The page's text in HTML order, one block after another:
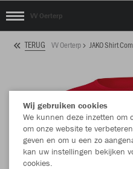
VV Oerterp
TERUG VV Oerterp JAKO Shirt
Wij gebruiken cookies
We kunnen deze inzetten om
om onze website te
geven en om u een zo
kan uw instellingen bekijken
cookies.